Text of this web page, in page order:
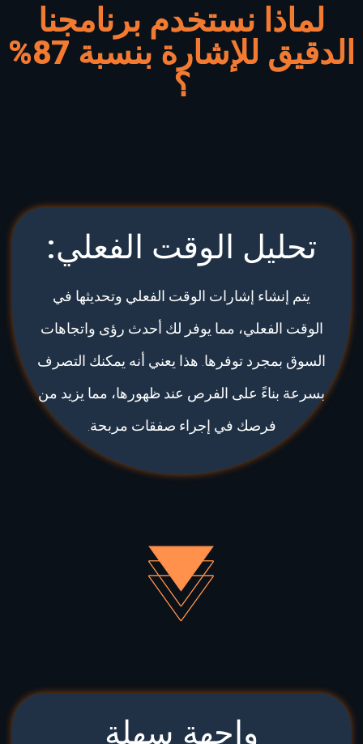
لماذا نستخدم برنامجنا
الدقيق للإشارة بنسبة 87%
؟
تحليل الوقت الفعلي:
يتم إنشاء إشارات الوقت الفعلي وتحديثها في
الوقت الفعلي، مما يوفر لك أحدث رؤى واتجاهات
السوق بمجرد توفرها. هذا يعني أنه يمكنك التصرف
بسرعة بناءً على الفرص عند ظهورها، مما يزيد من
فرصك في إجراء صفقات مربحة.
واجهة سهلة